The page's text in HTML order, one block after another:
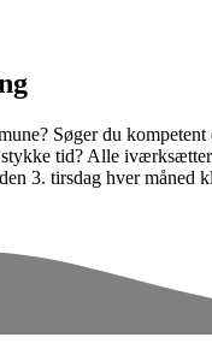
Søger du
tid? Alle
3. tirsdag hver